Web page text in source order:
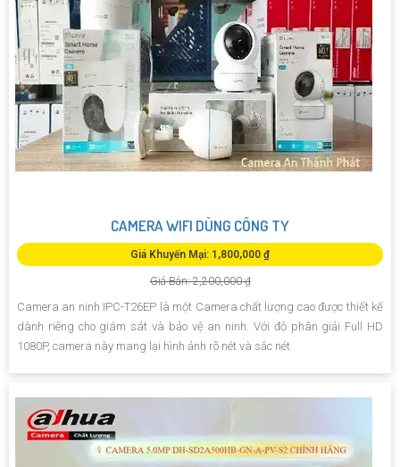
CAMERA WIFI DÙNG CÔNG TY
Giá Khuyến Mại: 1,800,000 ₫
Giá Bán: 2,200,000 ₫
Camera an ninh IPC-T26EP là một Camera chất lượng cao được thiết kế
dành riêng cho giám sát và bảo vệ an ninh. Với độ phân giải Full HD
1080P, camera này mang lại hình ảnh rõ nét và sắc nét